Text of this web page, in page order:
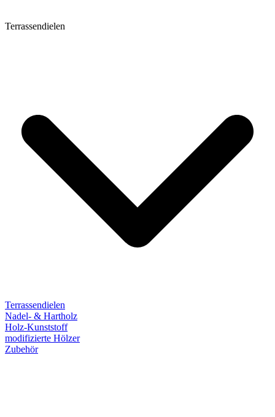
Terrassendielen
Terrassendielen
Nadel- & Hartholz
Holz-Kunststoff
modifizierte Hölzer
Zubehör